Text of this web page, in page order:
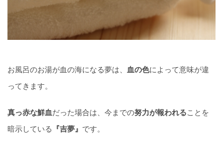
お風呂のお湯が血の海になる夢は、 血の色によって意味が違
ってきます。
真っ赤な鮮血だった場合は、今までの努力が報われることを
暗示している 『吉夢』 です。